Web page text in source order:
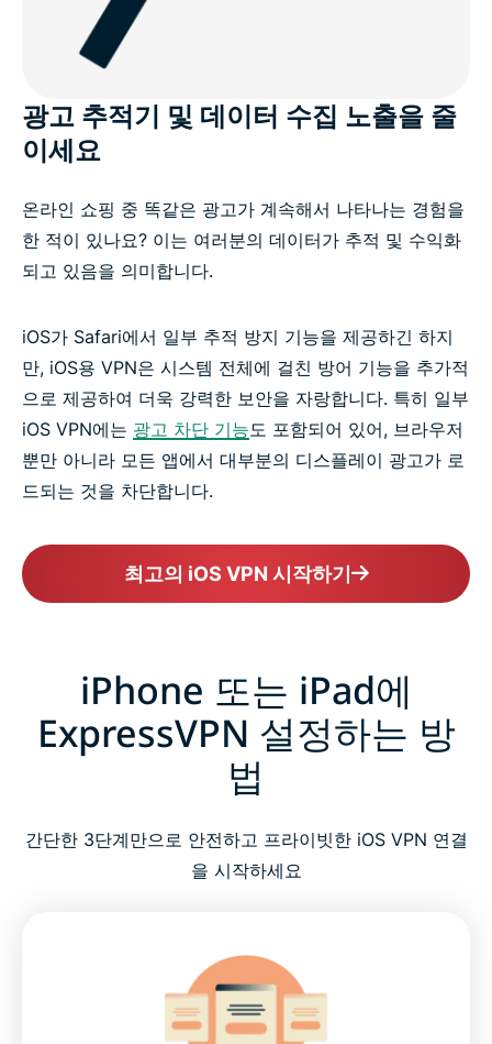
광고 추적기 및 데이터 수집 노출을 줄
이세요
온라인 쇼핑 중 똑같은 광고가 계속해서 나타나는 경험을
한 적이 있나요? 이는 여러분의 데이터가 추적 및 수익화
되고 있음을 의미합니다.
iOS가 Safari에서 일부 추적 방지 기능을 제공하긴 하지
만, iOS용 VPN은 시스템 전체에 걸친 방어 기능을 추가적
으로 제공하여 더욱 강력한 보안을 자랑합니다. 특히 일부
iOS VPN에는 광고 차단 기능도 포함되어 있어, 브라우저
뿐만 아니라 모든 앱에서 대부분의 디스플레이 광고가 로
드되는 것을 차단합니다.
최고의 iOS VPN 시작하기
iPhone 또는 iPad에
ExpressVPN 설정하는 방
법
간단한 3단계만으로 안전하고 프라이빗한 iOS VPN 연결
을 시작하세요